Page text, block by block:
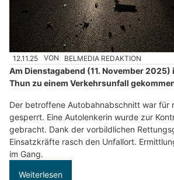
12.11.25 VON BELMEDIA REDAKTION
Am Dienstagabend (11. November 2025)
Thun zu einem Verkehrsunfall
Der betroffene Autobahnabschnitt war für
gesperrt. Eine Autolenkerin wurde zur
gebracht. Dank der vorbildlichen
Einsatzkräfte rasch den Unfallort.
im Gang.
Weiterlesen